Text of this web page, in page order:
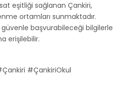
eşitliği sağlanan Çankiri,
ortamları sunmaktadır.
başvurabileceği bilgilerle
erişilebilir.
#ÇankiriOkul